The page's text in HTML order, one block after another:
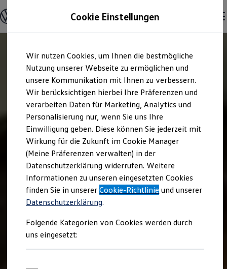
Hauptinhalt
springen
Footer
springen
Offene Stellen entdecken
Einstiegsmöglichkeiten
Schüler
Schülerpraktikum
Schüler Ferienjobs
Einstiegsqualifizierung
Studenten
Praktikum
Abschlussarbeit
Master-Stipendium
Auslandspraktikum
Jobs in Semesterferien
Werkstudentin / Werkstudent
Absolventen
StartUp Direct
Doktorandenprogramm
Volontariat
Berufserfahrene
Direkteinstieg
Jobs in der Volkswagen Group
Jobs in Produktion und Logistik
Talentpool für Fach- und Führungsexpertinnen
Arbeiten bei VW
Was uns ausmacht
Cookie Einstellungen
Wir nutzen Cookies, um Ihnen die bestmögliche
Nutzung unserer Webseite zu ermöglichen und
unsere Kommunikation mit Ihnen zu verbessern.
Wir berücksichtigen hierbei Ihre Präferenzen und
verarbeiten Daten für Marketing, Analytics und
Personalisierung nur, wenn Sie uns Ihre
Einwilligung geben. Diese können Sie jederzeit mit
Wirkung für die Zukunft im Cookie Manager
(Meine Präferenzen verwalten) in der
Datenschutzerklärung widerrufen. Weitere
Informationen zu unseren eingesetzten Cookies
finden Sie in unsererCookie-Richtlinie und unserer
Datenschutzerklärung.
Folgende Kategorien von Cookies werden durch
uns eingesetzt: